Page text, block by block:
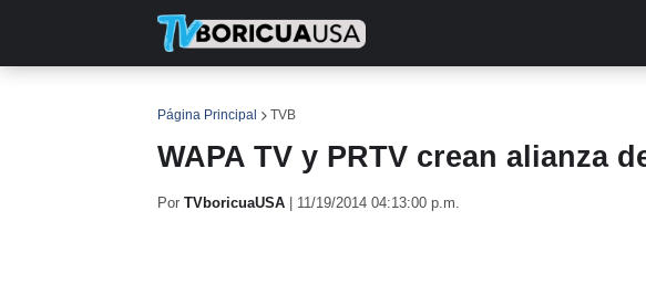
Página Principal TVB
WAPA TV y PRTV crean alianza
Por TVboricuaUSA 11/19/2014 04:13:00 p.m.